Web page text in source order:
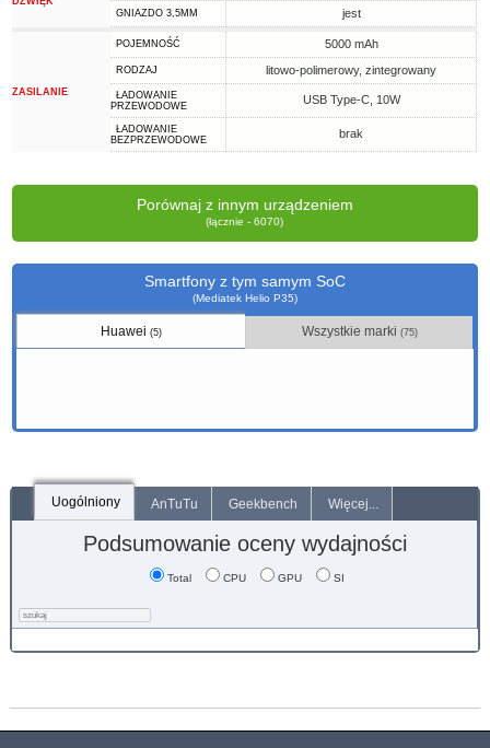
GNIAZDO 3,5MM jest
ZASILANIE
POJEMNOŚĆ 5000 mAh
RODZAJ litowo-polimerowy, zintegrowany
ŁADOWANIE
PRZEWODOWE
USB Type-C, 10W
ŁADOWANIE
BEZPRZEWODOWE
brak
Porównaj z innym urządzeniem
(łącznie - 6070)
Smartfony z tym samym SoC
(Mediatek Helio P35)
Huawei(5) Wszystkie marki (75)
Uogólniony AnTuTu Geekbench Więcej...
Podsumowanie oceny wydajności
Total CPU GPU SI